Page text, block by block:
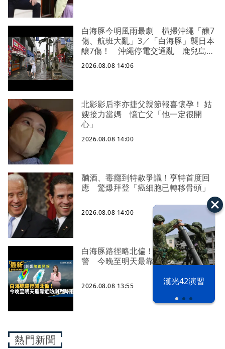
漢光42演習
白海豚今明風雨最劇 橫掃沖繩「釀7
傷、航班大亂」3／「白海豚」襲日本
釀7傷！ 沖繩停電交通亂 鹿兒島建
築毀
2026.08.08 14:06
北影影后李亦捷父親節報喜懷孕！ 姑
嫂接力當媽 憶亡父「他一定很開
心」
2026.08.08 14:00
酗酒、毒癮到特赦爭議！亨特首度回
應 驚爆拜登「癌細胞已轉移骨頭」
2026.08.08 14:00
白海豚路徑略北偏！氣象署發巨浪告
警 今晚至明天最靠近、防劇烈降雨
2026.08.08 13:55
熱門新聞